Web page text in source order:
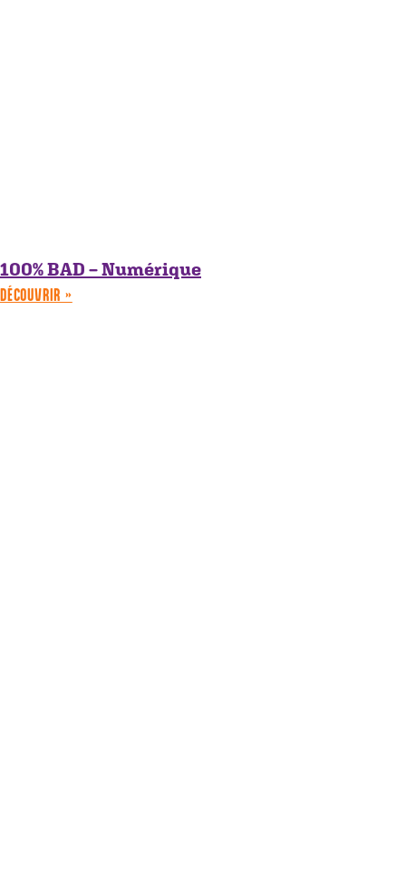
100% BAD – Numérique
DÉCOUVRIR »